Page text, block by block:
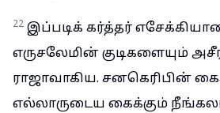
22 இப்படிக் கர்த்தர்
எருசலேமின் குடிகளையும்
ராஜாவாகிய. சனகெரிபின்
எல்லாருடைய கைக்கும்